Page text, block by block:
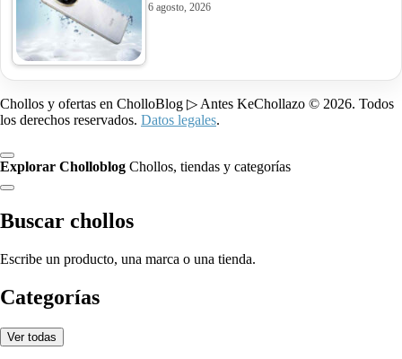
6 agosto, 2026
Chollos y ofertas en CholloBlog ▷ Antes KeChollazo © 2026. Todos
los derechos reservados. Datos legales.
Explorar Cholloblog Chollos, tiendas y categorías
Buscar chollos
Escribe un producto, una marca o una tienda.
Categorías
Ver todas